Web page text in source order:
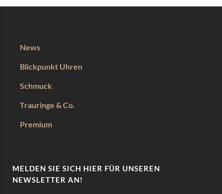
News
Blickpunkt Uhren
Schmuck
Trauringe & Co.
Premium
MELDEN SIE SICH HIER FÜR UNSEREN
NEWSLETTER AN!